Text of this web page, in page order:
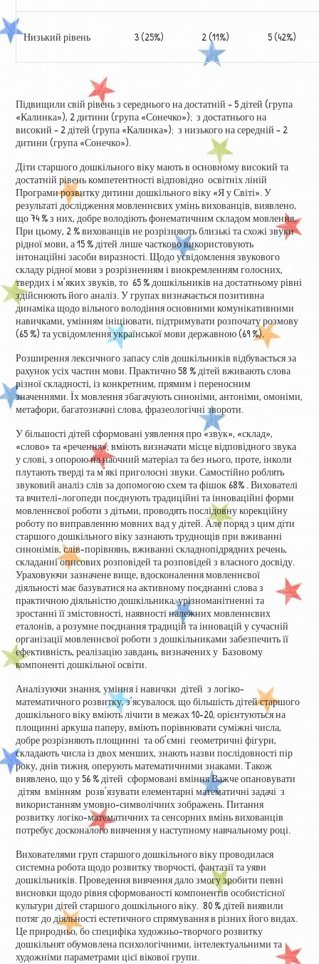
Низький рівень 3 (25%) 2 (11%) 5 (42%)
Підвищили свій рівень з середнього на достатній – 5 дітей (група
«Калинка»), 2 дитини (група «Сонечко»); з достатнього на
високий – 2 дітей (група «Калинка»); з низького на середній – 2
дитини (група «Сонечко»).
Діти старшого дошкільного віку мають в основному високий та
достатній рівень компетентності відповідно освітніх ліній
Програми розвитку дитини дошкільного віку «Я у Світі». У
результаті дослідження мовленнєвих умінь вихованців, виявлено,
що 74 % з них, добре володіють фонематичним складом мовлення.
При цьому, 2 % вихованців не розрізняють близькі та схожі звуки
рідної мови, а 15 % дітей лише частково використовують
інтонаційні засоби виразності. Щодо усвідомлення звукового
складу рідної мови з розрізненням і виокремленням голосних,
твердих і м’яких звуків, то 65 % дошкільників на достатньому рівні
здійснюють його аналіз. У групах визначається позитивна
динаміка щодо вільного володіння основними комунікативними
навичками, умінням ініціювати, підтримувати розпочату розмову
(65 %) та усвідомлення української мови державною (69 %).
Розширення лексичного запасу слів дошкільників відбувається за
рахунок усіх частин мови. Практично 58 % дітей вживають слова
різної складності, із конкретним, прямим і переносним
значеннями. Їх мовлення збагачують синоніми, антоніми, омоніми,
метафори, багатозначні слова, фразеологічні звороти.
У більшості дітей сформовані уявлення про «звук», «склад»,
«слово» та «речення»; вміють визначати місце відповідного звука
у слові, з опорою на наочний матеріал та без нього, проте, інколи
плутають тверді та м’які приголосні звуки. Самостійно роблять
звуковий аналіз слів за допомогою схем та фішок 68% . Вихователі
та вчителі-логопеди поєднують традиційні та інноваційні форми
мовленнєвої роботи з дітьми, проводять послідовну корекційну
роботу по виправленню мовних вад у дітей. Але поряд з цим діти
старшого дошкільного віку зазнають труднощів при вживанні
синонімів, слів-порівнянь, вживанні складнопідрядних речень,
складанні описових розповідей та розповідей з власного досвіду.
Ураховуючи зазначене вище, вдосконалення мовленнєвої
діяльності має базуватися на активному поєднанні слова з
практичною діяльністю дошкільника, урізноманітненні та
зростанні її змістовності, наявності належних мовленнєвих
еталонів, а розумне поєднання традицій та інновацій у сучасній
організації мовленнєвої роботи з дошкільниками забезпечить її
ефективність, реалізацію завдань, визначених у Базовому
компоненті дошкільної освіти.
Аналізуючи знання, уміння і навички дітей з логіко-
математичного розвитку, з’ясувалося, що більшість дітей старшого
дошкільного віку вміють лічити в межах 10-20, орієнтуються на
площинні аркуша паперу, вміють порівнювати суміжні числа,
добре розрізняють площинні та об’ємні геометричні фігури,
складають числа із двох менших, знають назви послідовності пір
року, днів тижня, оперують математичними знаками. Також
виявлено, що у 56 % дітей сформовані вміння Важче опановувати
дітям вмінням розв’язувати елементарні математичні задачі з
використанням умовно-символічних зображень. Питання
розвитку логіко-математичних та сенсорних вмінь вихованців
потребує досконалого вивчення у наступному навчальному році.
Вихователями груп старшого дошкільного віку проводилася
системна робота щодо розвитку творчості, фантазії та уяви
дошкільників. Проведення вивчення дало змогу зробити певні
висновки щодо рівня сформованості компонентів особистісної
культури дітей старшого дошкільного віку. 80 % дітей виявили
потяг до діяльності естетичного спрямування в різних його видах.
Це природньо, бо специфіка художньо-творчого розвитку
дошкільнят обумовлена психологічними, інтелектуальними та
художніми параметрами цієї вікової групи.